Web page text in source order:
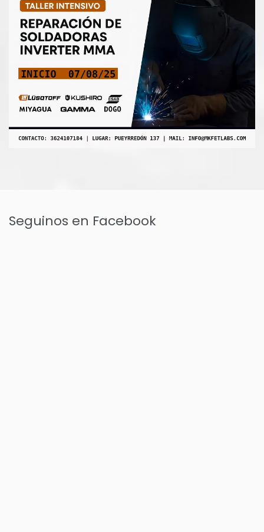
Seguinos en Facebook